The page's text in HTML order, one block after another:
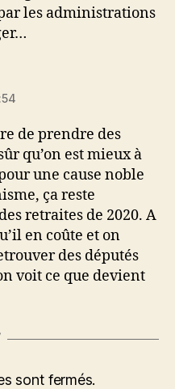
les administrations
de prendre des
qu’on est mieux à
une cause noble
ça reste
retraites de 2020. A
en coûte et on
des députés
voit ce que devient
sont fermés.